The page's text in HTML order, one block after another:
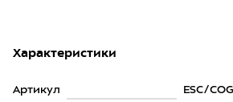
Характеристики
Артикул ESC/COG